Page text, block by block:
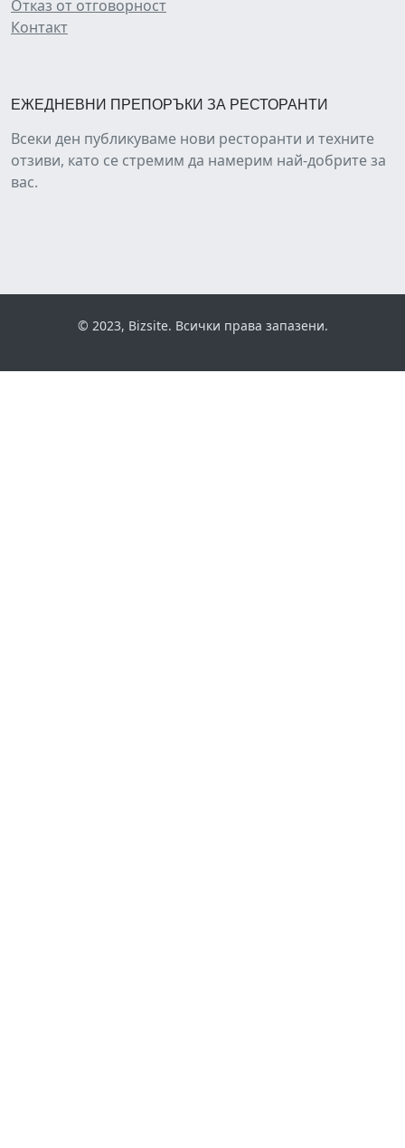
Отказ от отговорност
Контакт
ЕЖЕДНЕВНИ ПРЕПОРЪКИ ЗА РЕСТОРАНТИ
Всеки ден публикуваме нови ресторанти и техните
отзиви, като се стремим да намерим най-добрите за
вас.
© 2023, Bizsite. Всички права запазени.